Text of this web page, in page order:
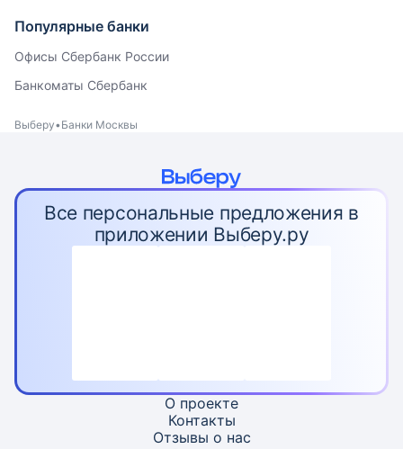
Популярные банки
Офисы Сбербанк России
Банкоматы Сбербанк
Выберу Банки Москвы
Все персональные предложения в
приложении Выберу.ру
О проекте
Контакты
Отзывы о нас